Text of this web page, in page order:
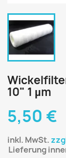
10" 1 µm
5,50 €
inkl. MwSt.
Lieferung